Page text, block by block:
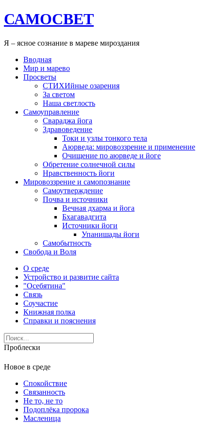
САМОСВЕТ
Я – ясное сознание в мареве мироздания
Вводная
Мир и марево
Просветы
СТИХИйные озарения
За светом
Наша светлость
Самоуправление
Свараджа йога
Здравоведение
Токи и узлы тонкого тела
Аюрведа: мировоззрение и применение
Очищение по аюрведе и йоге
Обретение солнечной силы
Нравственность йоги
Мировоззрение и самопознание
Самоутверждение
Почва и источники
Вечная дхарма и йога
Бхагавадгита
Источники йоги
Упанишады йоги
Самобытность
Свобода и Воля
О среде
Устройство и развитие сайта
"Осебятина"
Связь
Соучастие
Книжная полка
Справки и пояснения
Проблески
Новое в среде
Спокойствие
Связанность
Не то, не то
Подоплёка пророка
Масленица